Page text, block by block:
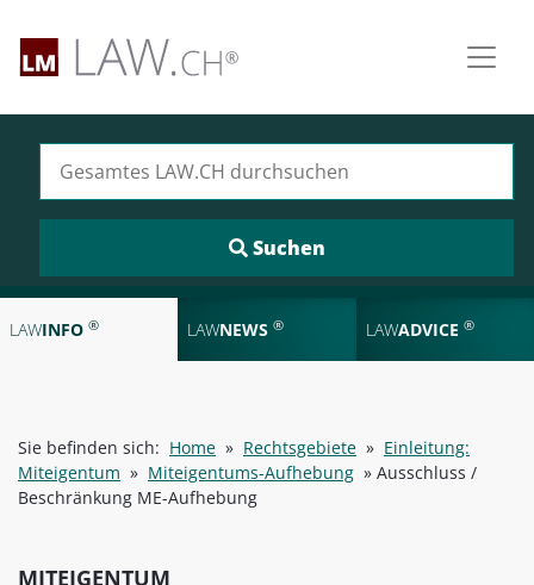
LAWINFO ® LAWNEWS ® LAWADVICE ®
Sie befinden sich: Home » Rechtsgebiete » Einleitung:
Miteigentum » Miteigentums-Aufhebung » Ausschluss /
Beschränkung ME-Aufhebung
MITEIGENTUM